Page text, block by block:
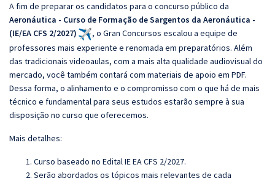
A fim de preparar os candidatos para o concurso público da
Aeronáutica - Curso de Formação de Sargentos da Aeronáutica -
(IE/EA CFS 2/2027)
, o Gran Concursos escalou a equipe de
professores mais experiente e renomada em preparatórios. Além
das tradicionais videoaulas, com a mais alta qualidade audiovisual do
mercado, você também contará com materiais de apoio em PDF.
Dessa forma, o alinhamento e o compromisso com o que há de mais
técnico e fundamental para seus estudos estarão sempre à sua
disposição no curso que oferecemos.
Mais detalhes:
Curso baseado no Edital IE EA CFS 2/2027.
Serão abordados os tópicos mais relevantes de cada